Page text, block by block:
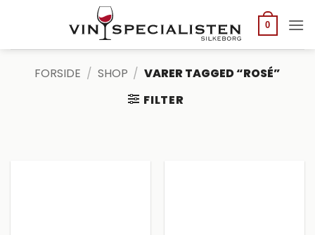
0
FORSIDE / SHOP / VARER TAGGED “ROSÉ”
FILTER